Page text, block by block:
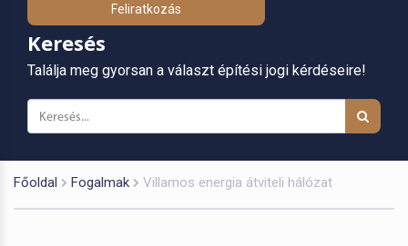
Feliratkozás
Keresés
Találja meg gyorsan a választ építési jogi kérdéseire!
Főoldal Fogalmak Villamos energia átviteli hálózat